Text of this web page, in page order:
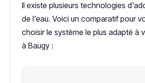
Il existe plusieurs technologies
de l'eau. Voici un comparatif pour
choisir le système le plus adapté à
à Baugy :